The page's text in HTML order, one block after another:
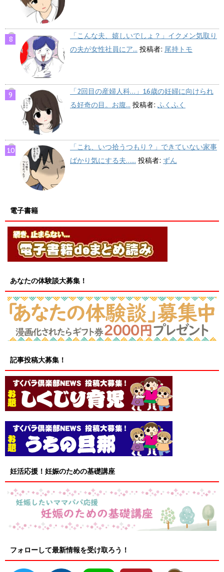
「こんな夫、嬉しいでしょ？」イクメン気取り
の夫が女性社員にア... 投稿者: 尾持トモ
「2回目の産婦人科…」16歳の妊婦に向けられ
る好奇の目。お腹... 投稿者: ふくふく
「これ、いつ拾うつもり？」できていない家事
ばかり気にする夫…... 投稿者: ずん
電子書籍
あなたの体験談大募集！
記事投稿大募集！
妊活応援！妊娠のための基礎講座
フォローして最新情報を受け取ろう！